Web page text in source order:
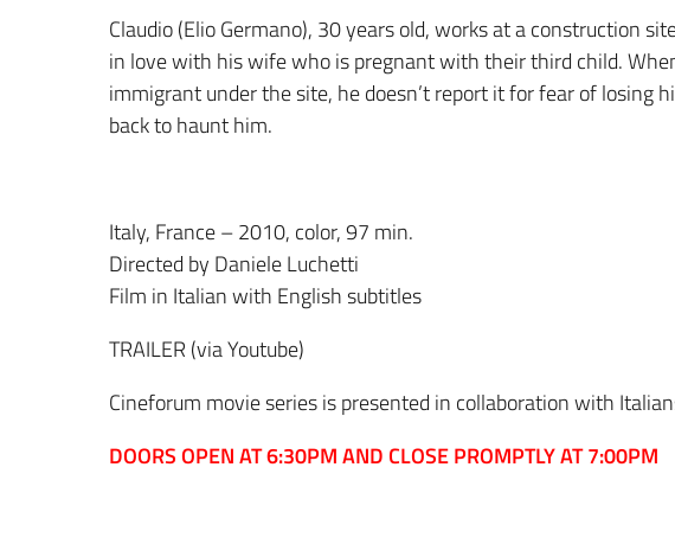
Claudio (Elio Germano), 30 years old, works at a construction
in love with his wife who is pregnant with their third child.
immigrant under the site, he doesn’t report it for fear of losing
back to haunt him.
Italy, France – 2010, color, 97 min.
Directed by Daniele Luchetti
Film in Italian with English subtitles
TRAILER (via Youtube)
Cineforum movie series is presented in collaboration with
DOORS OPEN AT 6:30PM AND CLOSE PROMPTLY AT 7:00PM